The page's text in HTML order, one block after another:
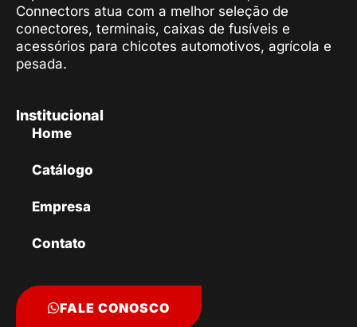
Connectors atua com a melhor seleção de
conectores, terminais, caixas de fusíveis e
acessórios para chicotes automotivos, agrícola e
pesada.
Institucional
Home
Catálogo
Empresa
Contato
FALE CONOSCO